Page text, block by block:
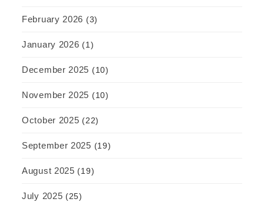
February 2026 (3)
January 2026 (1)
December 2025 (10)
November 2025 (10)
October 2025 (22)
September 2025 (19)
August 2025 (19)
July 2025 (25)